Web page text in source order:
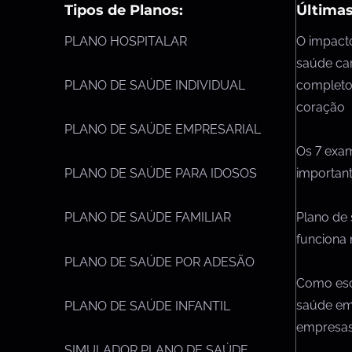
Tipos de Planos:
PLANO HOSPITALAR
PLANO DE SAÚDE INDIVIDUAL
PLANO DE SAÚDE EMPRESARIAL
PLANO DE SAÚDE PARA IDOSOS
PLANO DE SAÚDE FAMILIAR
PLANO DE SAÚDE POR ADESÃO
PLANO DE SAÚDE INFANTIL
O
saúde
coração
Os 7
Plano de
funciona
Como
saúde